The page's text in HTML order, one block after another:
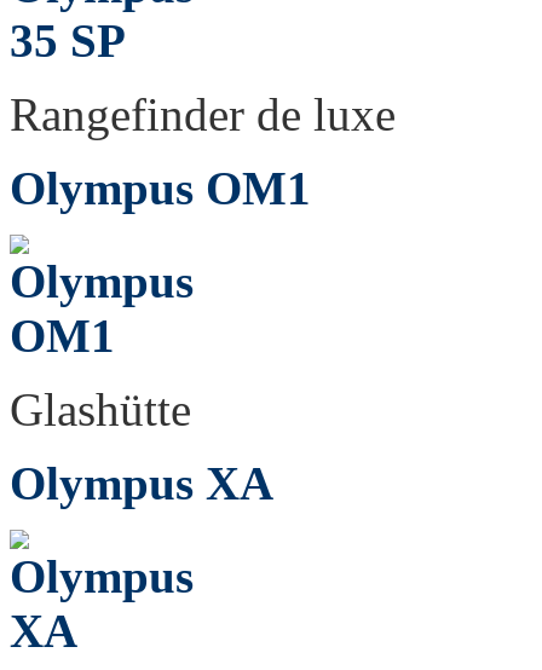
Rangefinder de luxe
Olympus OM1
Glashütte
Olympus XA